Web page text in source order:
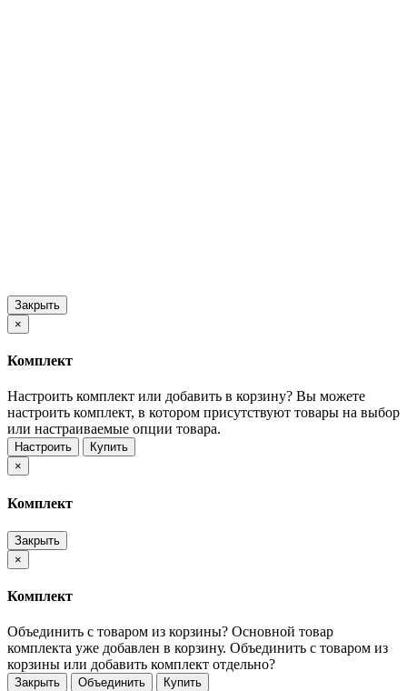
Закрыть
×
Комплект
Настроить комплект или добавить в корзину? Вы можете
настроить комплект, в котором присутствуют товары на выбор
или настраиваемые опции товара.
Настроить
Купить
×
Комплект
Закрыть
×
Комплект
Объединить с товаром из корзины? Основной товар
комплекта уже добавлен в корзину. Объединить с товаром из
корзины или добавить комплект отдельно?
Закрыть Объединить
Купить